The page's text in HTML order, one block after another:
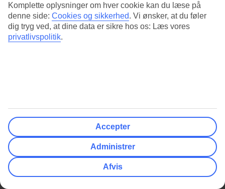
Komplette oplysninger om hver cookie kan du læse på
denne side: Cookies og sikkerhed. Vi ønsker, at du føler
dig tryg ved, at dine data er sikre hos os: Læs vores
privatlivspolitik.
Accepter
Administrer
Afvis